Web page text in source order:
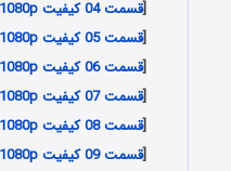
[قسمت 04 کیفیت 1080p
[قسمت 05 کیفیت 1080p
[قسمت 06 کیفیت 1080p
[قسمت 07 کیفیت 1080p
[قسمت 08 کیفیت 1080p
[قسمت 09 کیفیت 1080p